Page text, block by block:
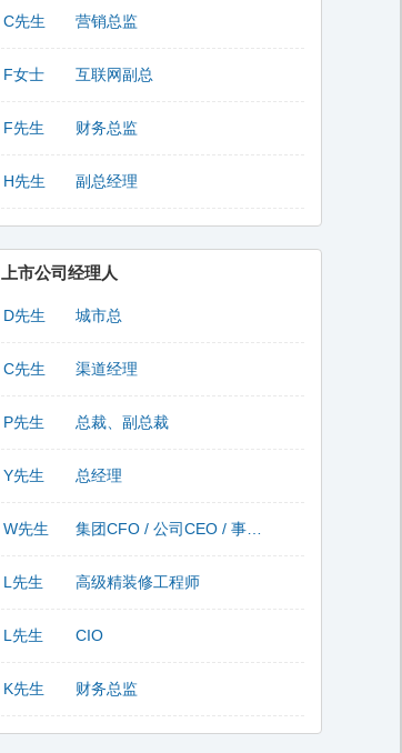
C先生 营销总监
F女士 互联网副总
F先生 财务总监
H先生 副总经理
上市公司经理人
D先生 城市总
C先生 渠道经理
P先生 总裁、副总裁
Y先生 总经理
W先生
L先生 高级精装修工程师
L先生 CIO
K先生 财务总监